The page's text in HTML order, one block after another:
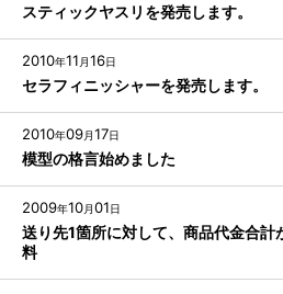
スティックヤスリを発売します。
2010年11 月16日
セラフィニッシャーを発売します。
2010年09月17日
模型の格言始めました
2009年10月01日
送り先1箇所に対して、商品代金合
料